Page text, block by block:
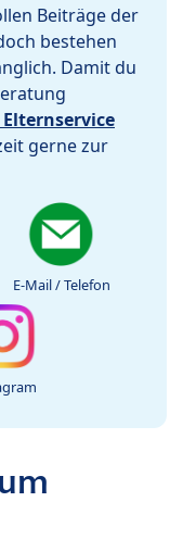
Beiträge der
bestehen
Damit du
Elternservice
gerne zur
E-Mail / Telefon